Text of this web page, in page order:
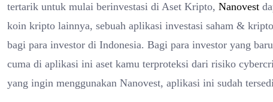
tertarik untuk mulai berinvestasi di Aset Kripto, Nanovest
koin kripto lainnya, sebuah aplikasi investasi saham &
bagi para investor di Indonesia. Bagi para investor yang
cuma di aplikasi ini aset kamu terproteksi dari risiko
yang ingin menggunakan Nanovest, aplikasi ini sudah